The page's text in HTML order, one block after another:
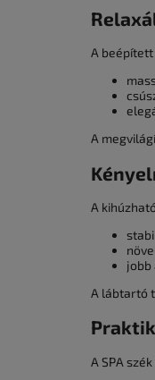
A
A
A
jobb
A lábtartó
A SPA